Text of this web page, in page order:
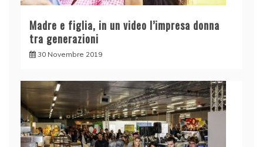
Madre e figlia, in un video l’impresa donna
tra generazioni
30 Novembre 2019